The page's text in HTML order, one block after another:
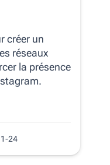
créer un
réseaux
la présence
24